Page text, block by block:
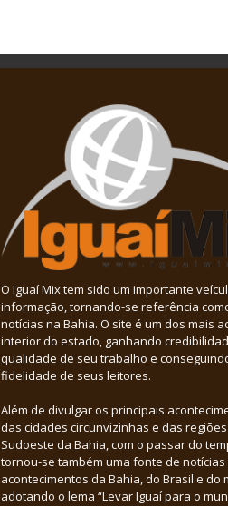
O Iguaí Mix tem sido um importante
informação, tornando-se referência
notícias na Bahia. O site é um dos mais
interior do estado, ganhando
qualidade de seu trabalho e
fidelidade de seus leitores.
Além de divulgar os principais
das cidades circunvizinhas e das regiões
Sudoeste da Bahia, com o passar do
tornou-se também uma fonte de
acontecimentos da Bahia, do Brasil e do
adotando o lema “Levar Iguaí para o